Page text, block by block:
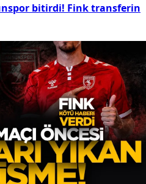
bitirdi! Fink transferin